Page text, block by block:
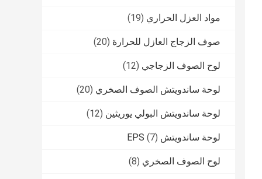
مواد العزل الحراري (19)
صوف الزجاج العازل للحرارة (20)
لوح الصوف الزجاجي (12)
لوحة ساندويتش الصوف الصخري (20)
لوحة ساندويتش البولي يوريثين (12)
لوحة ساندويتش EPS (7)
لوح الصوف الصخري (8)